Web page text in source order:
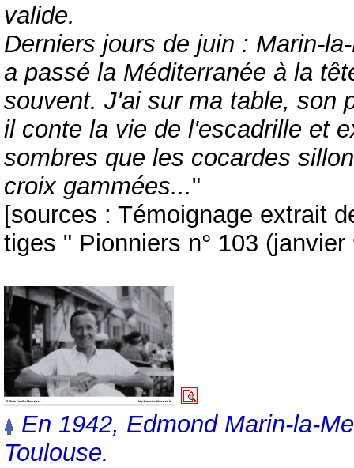
valide.
Derniers jours de juin : Marin-
a passé la Méditerranée à la
souvent. J'ai sur ma table, son
il conte la vie de l'escadrille et
sombres que les cocardes
croix gammées..."
[sources : Témoignage extrait
tiges " Pionniers n° 103 (janvier
En 1942, Edmond Marin-la-
Toulouse.